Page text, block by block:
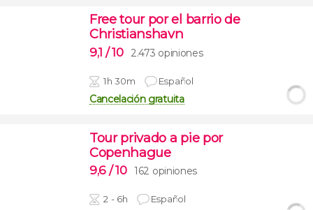
Free tour por el barrio de
Christianshavn
9,1 / 10 2.473 opiniones
1h 30m Español
Cancelación gratuita
Tour privado a pie por
Copenhague
9,6 / 10 162 opiniones
2 - 6h Español